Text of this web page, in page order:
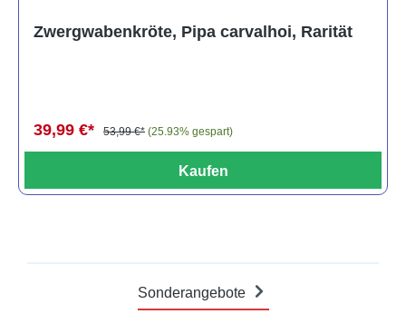
Zwergwabenkröte, Pipa carvalhoi, Rarität
39,99 €* 53,99 €* (25.93% gespart)
Kaufen
Sonderangebote